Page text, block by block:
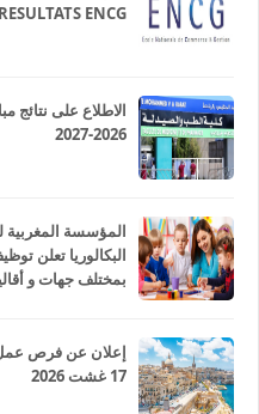
RESULTATS ENCG
الاطلاع على نتائج
2026-2027
البكالوريا تعلن
بمختلف جهات و أقاليم
إعلان عن فرص عمل
17 غشت 2026